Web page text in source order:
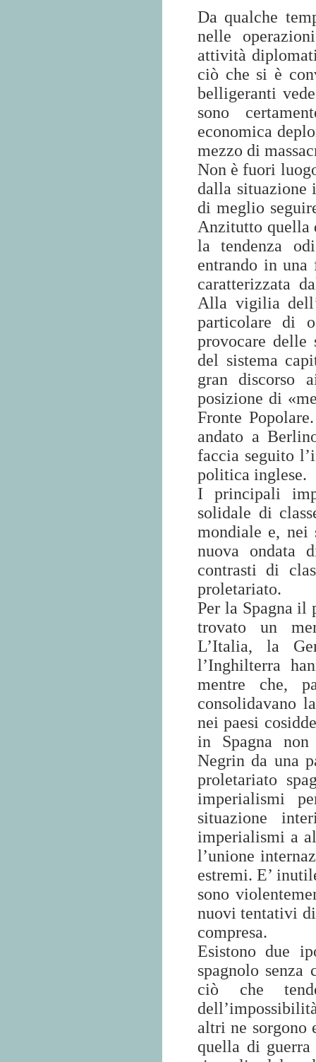
Da qualche
nelle
attività
ciò che si è
belligeranti
sono
economica
mezzo di
Non è fuori
dalla situazione
di meglio
Anzitutto quella
la tendenza
entrando in una
caratterizzata
Alla vigilia
particolare di
provocare delle
del sistema
gran discorso
posizione di
Fronte
andato a
faccia seguito
politica inglese.
I principali
solidale di
mondiale e, nei
nuova ondata
contrasti di
proletariato.
Per la Spagna il
trovato un
L’Italia, la
l’Inghilterra
mentre che,
consolidavano
nei paesi
in Spagna non
Negrin da una
proletariato
imperialismi
situazione
imperialismi a
l’unione
estremi. E’
sono
nuovi tentativi
compresa.
Esistono due
spagnolo
ciò che
altri ne sorgono
quella di